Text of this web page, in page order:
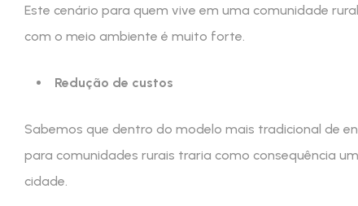
Este cenário para quem vive em uma comunidade
com o meio ambiente é muito forte.
Redução de custos
Sabemos que dentro do modelo mais tradicional de
para comunidades rurais traria como consequência
cidade.